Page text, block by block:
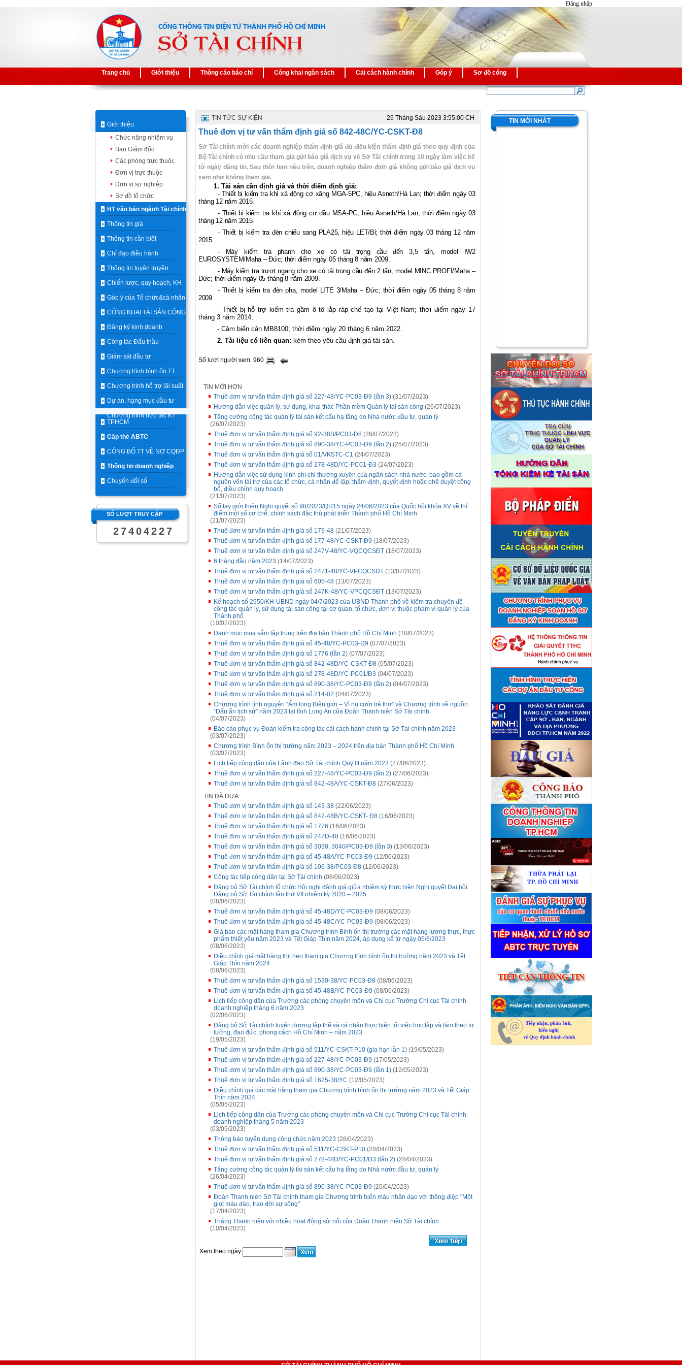
Đăng nhập
Trang chủ Giới thiệu Thông cáo báo chí Công khai ngân sách Cải cách hành chính Góp ý Sơ đồ cổng
Giới thiệu
Chức năng nhiệm vụ
Ban Giám đốc
Các phòng trực thuộc
Đơn vị trực thuộc
Đơn vị sự nghiệp
Sơ đồ tổ chức
HT văn bản ngành Tài chính
Thông tin giá
Thông tin cần biết
Chỉ đạo điều hành
Thông tin tuyên truyền
Chiến lược, quy hoạch, KH
Góp ý của Tổ chức&cá nhân
CÔNG KHAI TÀI SẢN CÔNG
Đăng ký kinh doanh
Công tác Đấu thầu
Giám sát đầu tư
Chương trình bình ổn TT
Chương trình hỗ trợ lãi suất
Dự án, hạng mục đầu tư
Chương trình hợp tác KT
TPHCM
Cấp thẻ ABTC
CÔNG BỐ TT VỀ NỢ CQĐP
Thông tin doanh nghiệp
Chuyển đổi số
SỐ LƯỢT TRUY CẬP
2 7 4 0 4 2 2 7
TIN TỨC SỰ KIỆN 26 Tháng Sáu 2023 3:55:00 CH
Thuê đơn vị tư vấn thẩm định giá số 842-48C/YC-CSKT-Đ8
Sở Tài chính mời các doanh nghiệp thẩm định giá đủ điều kiện thẩm định giá theo quy định của
Bộ Tài chính có nhu cầu tham gia gửi báo giá dịch vụ về Sở Tài chính trong 10 ngày làm việc kể
từ ngày đăng tin. Sau thời hạn nêu trên, doanh nghiệp thẩm định giá không gửi báo giá dịch vụ
xem như không tham gia.
1. Tài sản cần định giávà thời điểm định giá:
- Thiết bị kiểm tra khí xả động cơ xăng MGA-5PC, hiệu Asneth/Hà Lan; thời điểm ngày 03
tháng 12 năm 2015.
- Thiết bị kiểm tra khí xả động cơ dầu MSA-PC, hiệu Asneth/Hà Lan; thời điểm ngày 03
tháng 12 năm 2015.
- Thiết bị kiểm tra đèn chiếu sang PLA25, hiệu LET/Bỉ; thời điểm ngày 03 tháng 12 năm
2015.
- Máy kiểm tra phanh cho xe có tải trọng cầu đến 3,5 tấn, model IW2
EUROSYSTEM/Maha – Đức; thời điểm ngày 05 tháng 8 năm 2009.
- Máy kiểm tra trượt ngang cho xe có tải trọng cầu đến 2 tấn, model MINC PROFI/Maha –
Đức; thời điểm ngày 05 tháng 8 năm 2009.
- Thiết bị kiểm tra đèn pha, model LITE 3/Maha – Đức; thời điểm ngày 05 tháng 8 năm
2009.
- Thiếtbị hỗ trợ kiểm tra gầm ô tô lắp ráp chế tạo tại Việt Nam; thời điểm ngày 17
tháng 3 năm 2014;
- Cảm biến cân MB8100; thời điểm ngày 20 tháng 6 năm 2022.
2. Tài liệu có liên quan: kèm theo yêu cầu định giá tài sản.
Số lượt người xem: 960
TIN MỚI HƠN
Thuê đơn vị tư vấn thẩm định giá số 227-48/YC-PC03-Đ9 (lần 3) (31/07/2023)
Hướng dẫn việc quản lý, sử dụng, khai thác Phần mềm Quản lý tài sản công (26/07/2023)
Tăng cường công tác quản lý tài sản kết cấu hạ tầng do Nhà nước đầu tư, quản lý
(26/07/2023)
Thuê đơn vị tư vấn thẩm định giá số 92-38B/PC03-Đ8 (26/07/2023)
Thuê đơn vị tư vấn thẩm định giá số 890-38/YC-PC03-Đ9 (lần 2) (25/07/2023)
Thuê đơn vị tư vấn thẩm định giá số 01/VKSTC-C1 (24/07/2023)
Thuê đơn vị tư vấn thẩm định giá số 278-48D/YC-PC01-Đ3 (24/07/2023)
Hướng dẫn việc sử dụng kinh phí chi thường xuyên của ngân sách nhà nước, bao gồm cả
nguồn vốn tài trợ của các tổ chức, cá nhân để lập, thẩm định, quyết định hoặc phê duyệt công
bố, điều chỉnh quy hoạch
(21/07/2023)
Sổ tay giới thiệu Nghị quyết số 98/2023/QH15 ngày 24/06/2023 của Quốc hội khóa XV về thí
điểm một số cơ chế, chính sách đặc thù phát triển Thành phố Hồ Chí Minh
(21/07/2023)
Thuê đơn vị tư vấn thẩm định giá số 179-48 (21/07/2023)
Thuê đơn vị tư vấn thẩm định giá số 177-48/YC-CSKT-Đ9 (18/07/2023)
Thuê đơn vị tư vấn thẩm định giá số 247V-48/YC-VQCQCSĐT (18/07/2023)
6 tháng đầu năm 2023 (14/07/2023)
Thuê đơn vị tư vấn thẩm định giá số 2471-48/YC-VPCQCSĐT (13/07/2023)
Thuê đơn vị tư vấn thẩm định giá số 605-48 (13/07/2023)
Thuê đơn vị tư vấn thẩm định giá số 247K-48/YC-VPCQCSĐT (13/07/2023)
Kế hoạch số 2950/KH-UBND ngày 04/7/2023 của UBND Thành phố về kiểm tra chuyên đề
công tác quản lý, sử dụng tài sản công tại cơ quan, tổ chức, đơn vị thuộc phạm vi quản lý của
Thành phố
(10/07/2023)
Danh mục mua sắm tập trung trên địa bàn Thành phố Hồ Chí Minh (10/07/2023)
Thuê đơn vị tư vấn thẩm định giá số 45-48/YC-PC03-Đ9 (07/07/2023)
Thuê đơn vị tư vấn thẩm định giá số 1776 (lần 2) (07/07/2023)
Thuê đơn vị tư vấn thẩm định giá số 842-48D/YC-CSKT-Đ8 (05/07/2023)
Thuê đơn vị tư vấn thẩm định giá số 278-48D/YC-PC01/Đ3 (04/07/2023)
Thuê đơn vị tư vấn thẩm định giá số 890-38/YC-PC03-Đ9 (lần 2) (04/07/2023)
Thuê đơn vị tư vấn thẩm định giá số 214-02 (04/07/2023)
Chương trình tình nguyện “Ấm long Biên giới – Vì nụ cười trẻ thơ” và Chương trình về nguồn
“Dấu ấn lịch sử” năm 2023 tại tỉnh Long An của Đoàn Thanh niên Sở Tài chính
(04/07/2023)
Báo cáo phục vụ Đoàn kiểm tra công tác cải cách hành chính tại Sở Tài chính năm 2023
(03/07/2023)
Chương trình Bình ổn thị trường năm 2023 – 2024 trên địa bàn Thành phố Hồ Chí Minh
(03/07/2023)
Lịch tiếp công dân của Lãnh đạo Sở Tài chính Quý III năm 2023 (27/06/2023)
Thuê đơn vị tư vấn thẩm định giá số 227-48/YC-PC03-Đ9 (lần 2) (27/06/2023)
Thuê đơn vị tư vấn thẩm định giá số 842-48A/YC-CSKT-Đ8 (27/06/2023)
TIN ĐÃ ĐƯA
Thuê đơn vị tư vấn thẩm định giá số 143-38 (22/06/2023)
Thuê đơn vị tư vấn thẩm định giá số 842-48B/YC-CSKT- Đ8 (16/06/2023)
Thuê đơn vị tư vấn thẩm định giá số 1776 (16/06/2023)
Thuê đơn vị tư vấn thẩm định giá số 247D-48 (16/06/2023)
Thuê đơn vị tư vấn thẩm định giá số 3038, 3040/PC03-Đ9 (lần 3) (13/06/2023)
Thuê đơn vị tư vấn thẩm định giá số 45-48A/YC-PC03-Đ9 (12/06/2023)
Thuê đơn vị tư vấn thẩm định giá số 106-38/PC03-Đ8 (12/06/2023)
Công tác tiếp công dân tại Sở Tài chính (08/06/2023)
Đảng bộ Sở Tài chính tổ chức Hội nghị đánh giá giữa nhiệm kỳ thực hiện Nghị quyết Đại hội
Đảng bộ Sở Tài chính lần thứ VII nhiệm kỳ 2020 – 2025
(08/06/2023)
Thuê đơn vị tư vấn thẩm định giá số 45-48D/YC-PC03-Đ9 (08/06/2023)
Thuê đơn vị tư vấn thẩm định giá số 45-48C/YC-PC03-Đ9 (08/06/2023)
Giá bán các mặt hàng tham gia Chương trình Bình ổn thị trường các mặt hàng lương thực, thực
phẩm thiết yếu năm 2023 và Tết Giáp Thìn năm 2024, áp dụng kể từ ngày 05/6/2023
(08/06/2023)
Điều chỉnh giá mặt hàng thịt heo tham gia Chương trình bình ổn thị trường năm 2023 và Tết
Giáp Thìn năm 2024
(08/06/2023)
Thuê đơn vị tư vấn thẩm định giá số 1530-38/YC-PC03-Đ8 (08/06/2023)
Thuê đơn vị tư vấn thẩm định giá số 45-48B/YC-PC03-Đ9 (08/06/2023)
Lịch tiếp công dân của Trưởng các phòng chuyên môn và Chi cục Trưởng Chi cục Tài chính
doanh nghiệp tháng 6 năm 2023
(02/06/2023)
Đảng bộ Sở Tài chính tuyên dương tập thể và cá nhân thực hiện tốt việc học tập và làm theo tư
tưởng, đạo đức, phong cách Hồ Chí Minh – năm 2023
(19/05/2023)
Thuê đơn vị tư vấn thẩm định giá số 511/YC-CSKT-P10 (gia hạn lần 1) (19/05/2023)
Thuê đơn vị tư vấn thẩm định giá số 227-48/YC-PC03-Đ9 (17/05/2023)
Thuê đơn vị tư vấn thẩm định giá số 890-38/YC-PC03-Đ9 (lần 1) (12/05/2023)
Thuê đơn vị tư vấn thẩm định giá số 1625-38/YC (12/05/2023)
Điều chỉnh giá các mặt hàng tham gia Chương trình bình ổn thị trường năm 2023 và Tết Giáp
Thìn năm 2024
(05/05/2023)
Lịch tiếp công dân của Trưởng các phòng chuyên môn và Chi cục Trưởng Chi cục Tài chính
doanh nghiệp tháng 5 năm 2023
(03/05/2023)
Thông báo tuyển dụng công chức năm 2023 (28/04/2023)
Thuê đơn vị tư vấn thẩm định giá số 511/YC-CSKT-P10 (28/04/2023)
Thuê đơn vị tư vấn thẩm định giá số 278-48D/YC-PC01/Đ3 (lần 2) (28/04/2023)
Tăng cường công tác quản lý tài sản kết cấu hạ tầng do Nhà nước đầu tư, quản lý
(26/04/2023)
Thuê đơn vị tư vấn thẩm định giá số 890-38/YC-PC03-Đ9 (20/04/2023)
Đoàn Thanh niên Sở Tài chính tham gia Chương trình hiến máu nhân đạo với thông điệp "Một
giọt máu đào, trao đời sự sống"
(17/04/2023)
Tháng Thanh niên với nhiều hoạt động sôi nổi của Đoàn Thanh niên Sở Tài chính
(10/04/2023)
Xem theo ngày
TIN MỚI NHẤT
Thuê đơn vị tư vấn thẩm định
giá tài sản theo 09 Yêu cầu
định giá tài sản (04/08)
■ Quyết định số 4489/QĐ-
UBND ngày 21 tháng 7 năm
2026 của Ủy ban nhân dân
Thành phố về việc công bố
danh mục thủ tục hành chính
bị bãi bỏ lĩnh vực Công nghệ
thông tin thuộc phạm vi chức
năng quản lý của Sở Tài
chính (27/07)
Quyết định số 4477/QĐ-
UBND ngày 20 tháng 7 năm
2026 của Ủy ban nhân dân
Thành phố về việc công bố
danh mục thủ tục hành chính
nội bộ mới ban hành lĩnh vực
Công nghệ thông tin thuộc
phạm vi chức năng quản lý
của Sở Tài chính (27/07)
■ Thuê đơn vị tư vấn thẩm định
giá số C45701 (lần 2)
(27/07)
Thuê đơn vị tư vấn thẩm định
giá số 38965 (27/07)